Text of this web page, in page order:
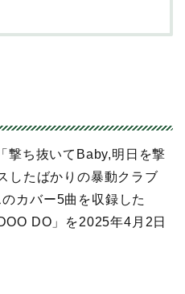
撃ち抜いてBaby,明日を撃
したばかりの暴動クラブ
カバー5曲を収録した
DO」を2025年4月2日